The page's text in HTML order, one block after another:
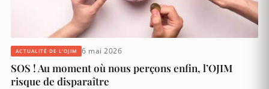
ACTUALITÉ DE L'OJIM 6 mai 2026
SOS ! Au moment où nous perçons enfin, l’OJIM
risque de disparaître